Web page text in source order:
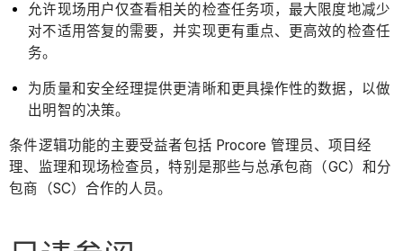
允许现场用户仅查看相关的检查任务项，最大限度地减少
对不适用答复的需要，并实现更有重点、更高效的检查任
务。
为质量和安全经理提供更清晰和更具操作性的数据，以做
出明智的决策。
条件逻辑功能的主要受益者包括 Procore 管理员、项目经
理、监理和现场检查员，特别是那些与总承包商（GC）和分
包商（SC）合作的人员。